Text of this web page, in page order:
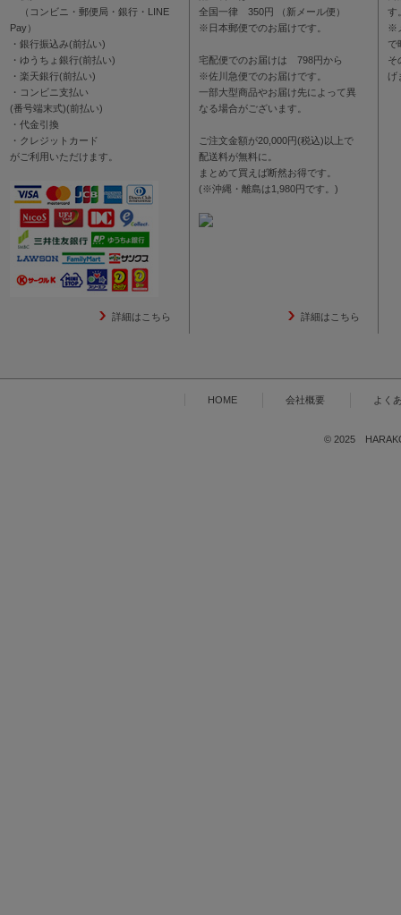
（コンビニ・郵便局・銀行・LINE
Pay）
・銀行振込み(前払い)
・ゆうちょ銀行(前払い)
・楽天銀行(前払い)
・コンビニ支払い
(番号端末式)(前払い)
・代金引換
・クレジットカード
がご利用いただけます。
詳細はこちら
全国一律 350円 （新メール便）
※日本郵便でのお届けです。
宅配便でのお届けは 798円から
※佐川急便でのお届けです。
一部大型商品やお届け先によって異
なる場合がございます。
ご注文金額が20,000円(税込)以上で
配送料が無料に。
まとめて買えば断然お得です。
(※沖縄・離島は1,980円です。)
詳細はこちら
す
※
で
そ
げ
HOME 会社概要 よく
© 2025